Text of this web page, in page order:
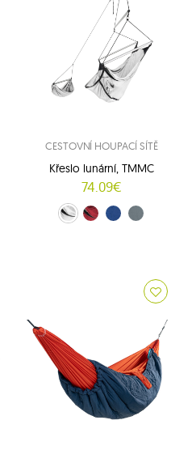
CESTOVNÍ HOUPACÍ SÍTĚ
Křeslo lunární, TMMC
74.09€
bílý (01/01)
burgundské (34/34)
Modrý (39/39)
Šedý (TMMC03)